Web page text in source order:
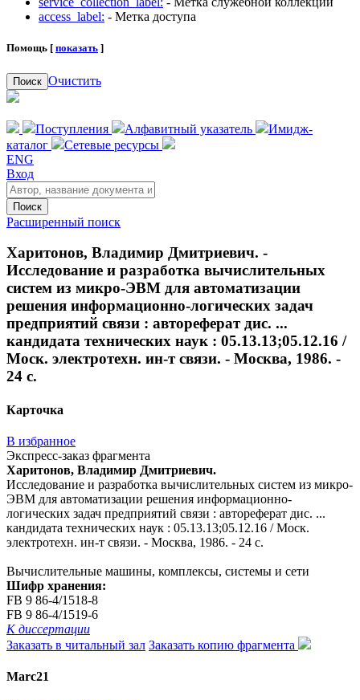
access_label: - Метка доступа
Помощь [ показать ]
Поиск Очистить
Поступления Алфавитный указатель
Имидж-
каталог
Сетевые ресурсы
ENG
Вход
Поиск
Расширенный поиск
Харитонов, Владимир Дмитриевич. -
Исследование и разработка вычислительных
систем из микро-ЭВМ для автоматизации
решения информационно-логических задач
предприятий связи : автореферат дис. ...
кандидата технических наук : 05.13.13;05.12.16 /
Моск. электротехн. ин-т связи. - Москва, 1986. -
24 с.
Карточка
В избранное
Экспресс-заказ фрагмента
Харитонов, Владимир Дмитриевич.
Исследование и разработка вычислительных систем из микро-
ЭВМ для автоматизации решения информационно-
логических задач предприятий связи : автореферат дис. ...
кандидата технических наук : 05.13.13;05.12.16 / Моск.
электротехн. ин-т связи. - Москва, 1986. - 24 с.
Вычислительные машины, комплексы, системы и сети
Шифр хранения:
FB 9 86-4/1518-8
FB 9 86-4/1519-6
К диссертации
Заказать в читальный зал Заказать копию фрагмента
Marc21